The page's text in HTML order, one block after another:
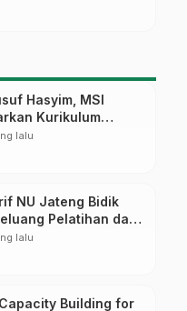
Hasyim, MSI
Kurikulum
Harapan Baru
lalu
NU Jateng Bidik
Pelatihan dan
bagi Lulusan SMK
lalu
Building for